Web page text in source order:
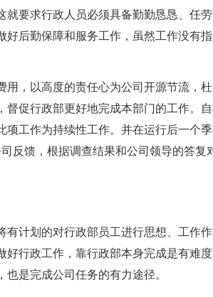
就要求行政人员必须具备勤勤恳恳、任劳
后勤保障和服务工作，虽然工作没有指
用，以高度的责任心为公司开源节流，杜
促行政部更好地完成本部门的工作。
项工作为持续性工作。并在运行后一个季
反馈，根据调查结果和公司领导的答复
有计划的对行政部员工进行思想、工作作
好行政工作，靠行政部本身完成是有难度
是完成公司任务的有力途径。